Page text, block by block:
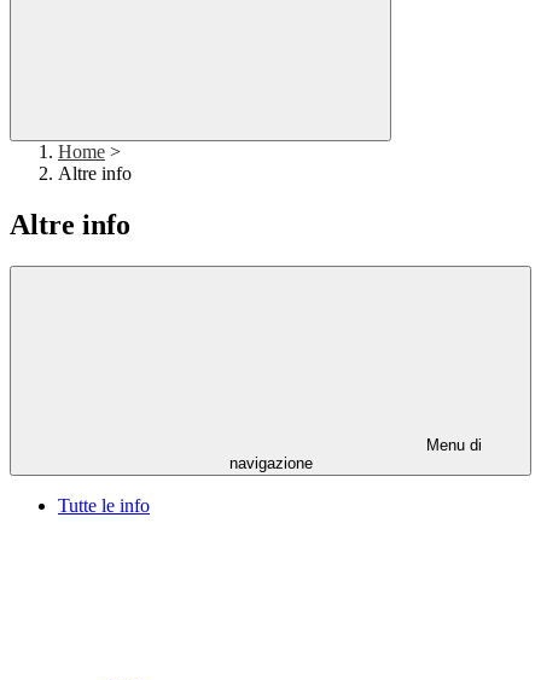
Home >
Altre info
Altre info
Menu di
navigazione
Tutte le info